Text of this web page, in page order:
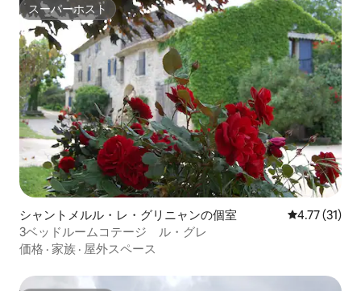
スーパーホスト
スーパーホスト
シャントメルル・レ・グリニャンの個室 レビュー31
4.77 (31)
3ベッドルームコテージ ル・グレ
価格 · 家族 · 屋外スペース